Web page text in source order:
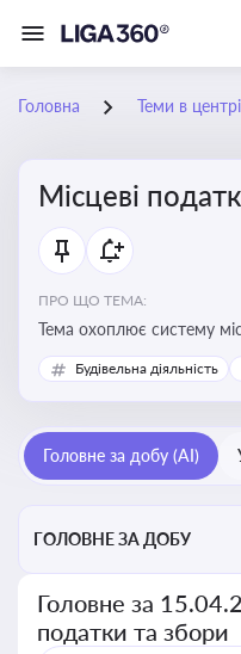
Головна Теми в
Місцеві
ПРО ЩО ТЕМА:
Тема охоплює систему
Україні, включаючи
Будівельна діяльність
Головне за добу (AI)
ГОЛОВНЕ ЗА ДОБУ
Головне за
податки та збори